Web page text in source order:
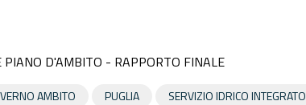
D'AMBITO - RAPPORTO FINALE
AMBITO PUGLIA SERVIZIO IDRICO INTEGRATO